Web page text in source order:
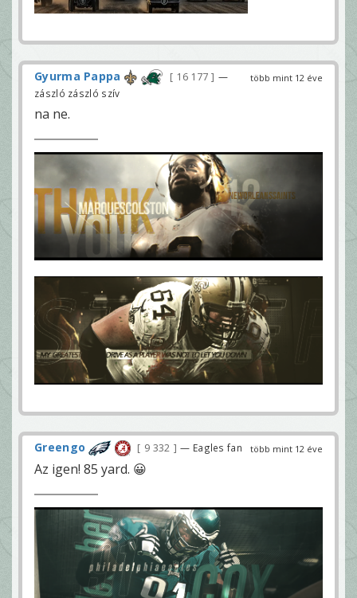
több mint 12 éve
Gyurma Pappa 16 177
—
zászló zászló szív
na ne.
több mint 12 éve
Greengo 9 332 — Eagles fan
Az igen! 85 yard. 😀